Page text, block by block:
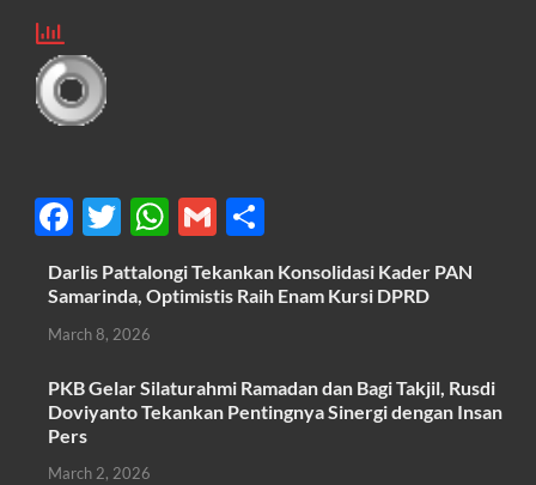
F
ac
e
b
o
o
k
T
w
itt
er
W
h
at
A
p
G
m
ail
h
ar
Darlis Pattalongi Tekankan Konsolidasi Kader PAN
Samarinda, Optimistis Raih Enam Kursi DPRD
March 8, 2026
PKB Gelar Silaturahmi Ramadan dan Bagi Takjil, Rusdi
Doviyanto Tekankan Pentingnya Sinergi dengan Insan
Pers
March 2, 2026